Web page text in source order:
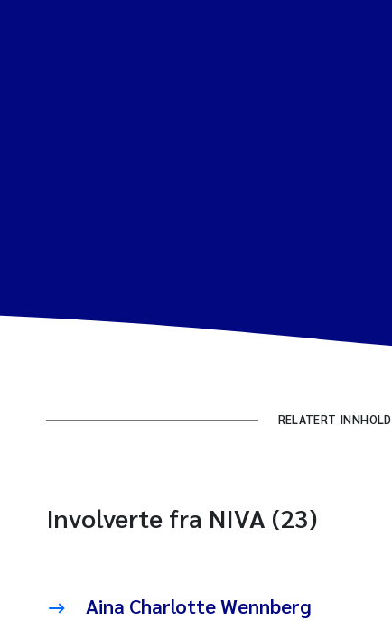
RELATERT INNHOLD
Involverte fra NIVA (23)
Aina Charlotte Wennberg